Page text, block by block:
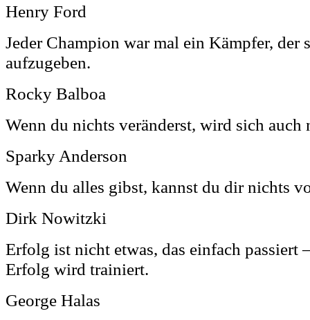
Henry Ford
Jeder Champion war mal ein Kämpfer, der
aufzugeben.
Rocky Balboa
Wenn du nichts veränderst, wird sich auch
Sparky Anderson
Wenn du alles gibst, kannst du dir nichts
Dirk Nowitzki
Erfolg ist nicht etwas, das einfach passiert
Erfolg wird trainiert.
George Halas